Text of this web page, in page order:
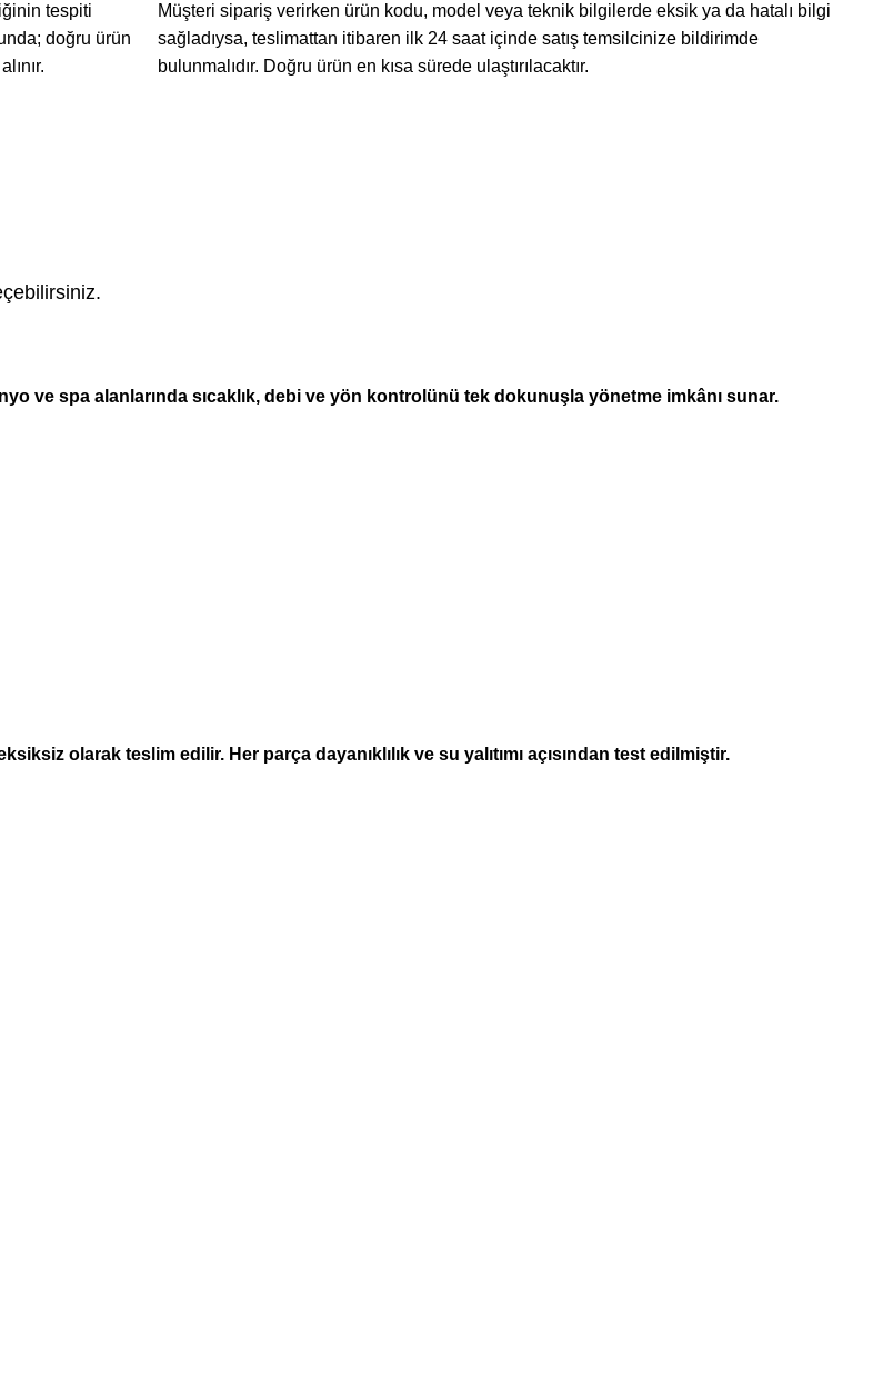
tespiti
doğru ürün
Müşteri sipariş verirken ürün kodu, model veya teknik bilgilerde eksik ya da hatalı bilgi
sağladıysa, teslimattan itibaren ilk 24 saat içinde satış temsilcinize bildirimde
bulunmalıdır. Doğru ürün en kısa sürede ulaştırılacaktır.
ve spa alanlarında sıcaklık, debi ve yön kontrolünü tek dokunuşla yönetme imkânı sunar.
olarak teslim edilir. Her parça dayanıklılık ve su yalıtımı açısından test edilmiştir.